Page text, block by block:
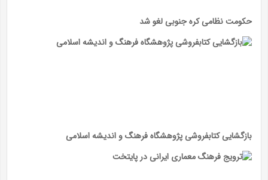
حکومت نظامی کره جنوبی لغو شد
بازگشایی کتابفروشی پژوهشگاه فرهنگ و اندیشه اسلامی